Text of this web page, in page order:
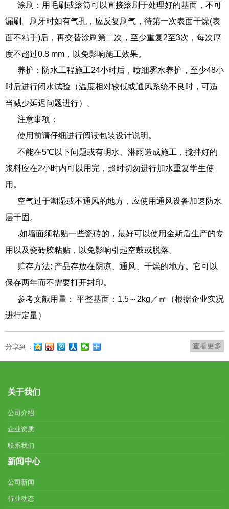
​涂刷：用毛刷或滚筒可以直接滚刷于处理好的基面，不可
漏刷。刷牙时如有气孔，应反复刷气，待第一次表面干燥(表
面不粘手)后，再交替涂刷第二次，至少重复2至3次，每次厚
度不超过0.8 mm，以免影响施工效果。
​养护：防水工程施工24小时后，喷细雾水养护，至少48小
时后进行闭水试验（温度相对较低或通风系统不良时，可适
当减少延迟问题进行）。
​注意事项：
​使用前请仔细进行阅读包装设计说明。
​不能在5℃以下问题或有明水、淋雨造成施工，搅拌好的
浆料应在2小时内可以用完，超时切勿进行加水重复学生使
用。
​空气过于潮湿或不通风的地方，应使用通风设备加速防水
层干固。
​.如墙面须粘贴一些瓷砖的，最好可以使用金斯盾生产的专
用以及瓷砖胶粘贴，以免影响引起空鼓或脱落。
​贮存方法: 产品存放在阴凉、通风、干燥的地方。它可以
保存两年而不需要打开封印。
​参考文献用量： 平整基面：1.5～2kg／㎡（根据企业实况
进行定量）
查看更多
分享到：
关于我们
公司介绍
企业资质
联系我们
新闻中心
公司新闻
行业动态